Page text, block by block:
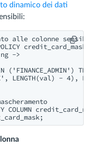
dinamico dei dati
alle colonne
POLICY credit_card_mask
->
('FINANCE_ADMIN')
LENGTH(val) - 4),
COLUMN